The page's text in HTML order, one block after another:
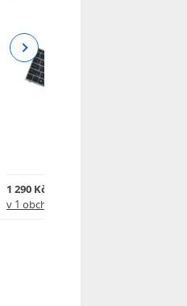
1 290 Kč
v 1 obchodě
Next